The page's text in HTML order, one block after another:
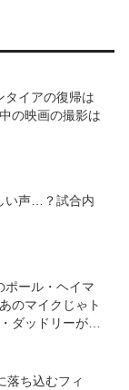
タイアの復帰は
の映画の撮影は
い声…？試合内
ポール・ヘイマ
のマイクじゃト
ダッドリーが指
落ち込むフィ